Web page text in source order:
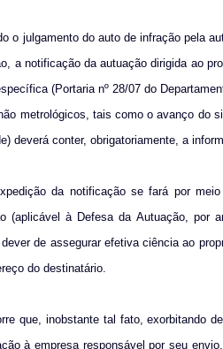
o julgamento do auto de infração pela
a notificação da autuação dirigida ao
(Portaria nº 28/07 do
metrológicos, tais como o avanço do
deverá conter, obrigatoriamente, a
da notificação se fará por
(aplicável à Defesa da Autuação, por
de assegurar efetiva ciência ao
do destinatário.
que, inobstante tal fato, exorbitando
à empresa responsável por seu